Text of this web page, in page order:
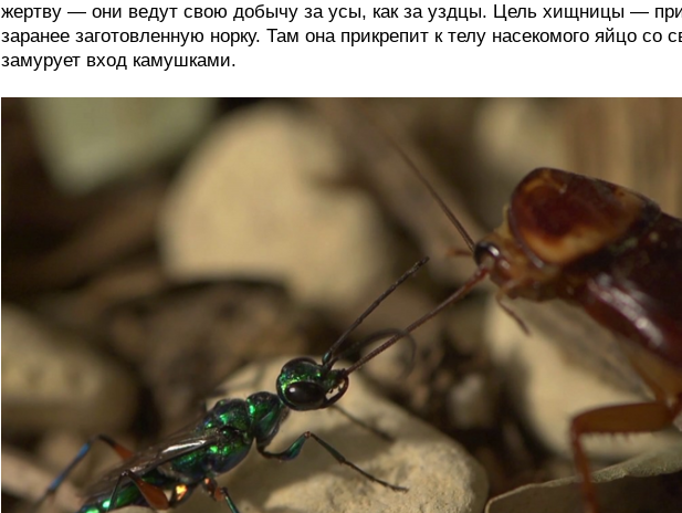
жертву — они ведут свою добычу за усы, как за уздцы. Цель хищницы —
заранее заготовленную норку. Там она прикрепит к телу насекомого яйцо со
замурует вход камушками.